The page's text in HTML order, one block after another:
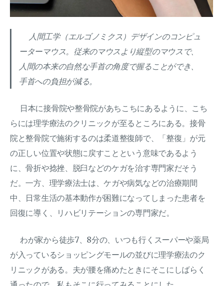
人間工学（エルゴノミクス）デザインのコンピュ
ーターマウス。従来のマウスより縦型のマウスで、
人間の本来の自然な手首の角度で握ることができ、
手首への負担が減る。
日本に接骨院や整骨院があちこちにあるように、こち
らには理学療法のクリニックが至るところにある。接骨
院と整骨院で施術するのは柔道整復師で、「整復」が元
の正しい位置や状態に戻すことという意味であるよう
に、骨折や捻挫、脱臼などのケガを治す専門家だそう
だ。一方、理学療法士は、ケガや病気などの治療期間
中、日常生活の基本動作が困難になってしまった患者を
回復に導く、リハビリテーションの専門家だ。
わが家から徒歩7、8分の、いつも行くスーパーや薬局
が入っているショッピングモールの並びに理学療法のク
リニックがある。夫が腰を痛めたときにそこにしばらく